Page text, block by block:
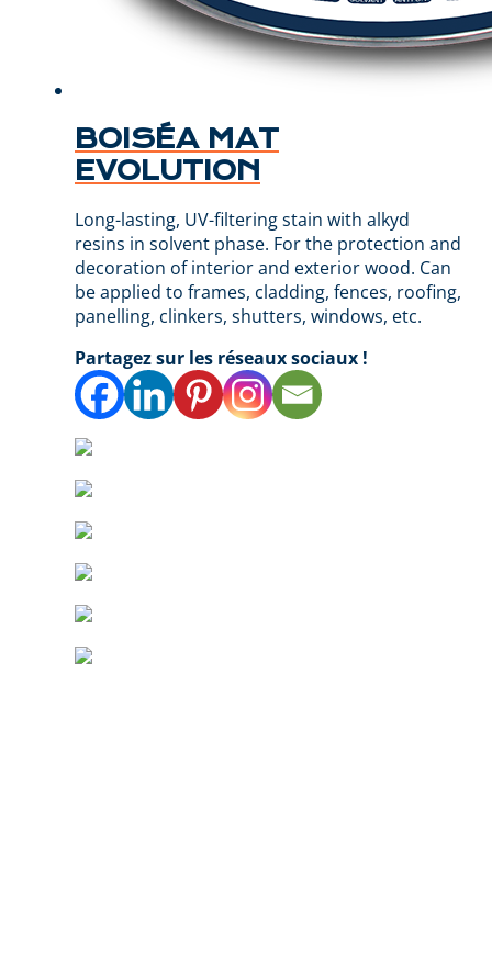
BOISÉA MAT
EVOLUTION
Long-lasting, UV-filtering stain with alkyd
resins in solvent phase. For the protection and
decoration of interior and exterior wood. Can
be applied to frames, cladding, fences, roofing,
panelling, clinkers, shutters, windows, etc.
Partagez sur les réseaux sociaux !